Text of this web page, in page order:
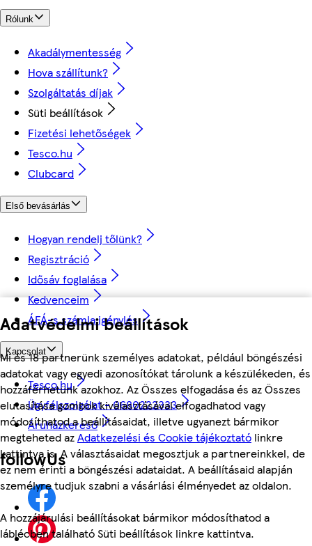
Adatvédelmi beállítások
Mi és 18 partnerünk személyes adatokat, például böngészési
adatokat vagy egyedi azonosítókat tárolunk a készülékeden, és
hozzáférhetünk azokhoz. Az Összes elfogadása és az Összes
elutasítása gombok kiválasztásával elfogadhatod vagy
módosíthatod a beállításaidat, illetve ugyanezt bármikor
megteheted azAdatkezelési és Cookie tájékoztató linkre
kattintva is. A választásaidat megosztjuk a partnereinkkel, de
ez nem érinti a böngészési adataidat. A beállításaid alapján
személyre tudjuk szabni a vásárlási élményedet az oldalon.
A hozzájárulási beállításokat bármikor módosíthatod a
láblécben található Süti beállítások linkre kattintva.
Rólunk
Akadálymentesség
Hova szállítunk?
Szolgáltatás díjak
Süti beállítások
Fizetési lehetőségek
Tesco.hu
Clubcard
Első bevásárlás
Hogyan rendelj tőlünk?
Regisztráció
Idősáv foglalása
Kedvenceim
ÁFÁ-s számla igénylés
Kapcsolat
Tesco.hu
Ügyfélszolgálat - 0680222333
Áruházkereső
followUs